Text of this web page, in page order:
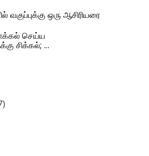
வகுப்புக்கு ஒரு ஆசிரியரை
செய்ய
சிக்கல்; ...